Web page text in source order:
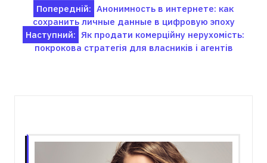
Навігація
записів
Попередній: Анонимность в интернете: как
сохранить личные данные в цифровую эпоху
Наступний: Як продати комерційну нерухомість:
покрокова стратегія для власників і агентів